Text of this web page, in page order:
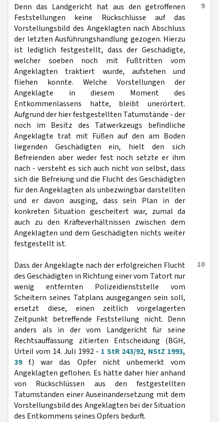
9
Denn das Landgericht hat aus den getroffenen
Feststellungen keine Rückschlüsse auf das
Vorstellungsbild des Angeklagten nach Abschluss
der letzten Ausführungshandlung gezogen. Hierzu
ist lediglich festgestellt, dass der Geschädigte,
welcher soeben noch mit Fußtritten vom
Angeklagten traktiert wurde, aufstehen und
fliehen konnte. Welche Vorstellungen der
Angeklagte in diesem Moment des
Entkommenlassens hatte, bleibt unerörtert.
Aufgrund der hier festgestellten Tatumstände - der
noch im Besitz des Tatwerkzeugs befindliche
Angeklagte trat mit Füßen auf den am Boden
liegenden Geschädigten ein, hielt den sich
Befreienden aber weder fest noch setzte er ihm
nach - versteht es sich auch nicht von selbst, dass
sich die Befreiung und die Flucht des Geschädigten
für den Angeklagten als unbezwingbar darstellten
und er davon ausging, dass sein Plan in der
konkreten Situation gescheitert war, zumal da
auch zu den Kräfteverhältnissen zwischen dem
Angeklagten und dem Geschädigten nichts weiter
festgestellt ist.
10
Dass der Angeklagte nach der erfolgreichen Flucht
des Geschädigten in Richtung einer vom Tatort nur
wenig entfernten Polizeidienststelle vom
Scheitern seines Tatplans ausgegangen sein soll,
ersetzt diese, einen zeitlich vorgelagerten
Zeitpunkt betreffende Feststellung nicht. Denn
anders als in der vom Landgericht für seine
Rechtsauffassung zitierten Entscheidung (BGH,
Urteil vom 14. Juli 1992 - 1 StR 243/92, NStZ 1993,
39f.) war das Opfer nicht unbemerkt vom
Angeklagten geflohen. Es hätte daher hier anhand
von Rückschlüssen aus den festgestellten
Tatumständen einer Auseinandersetzung mit dem
Vorstellungsbild des Angeklagten bei der Situation
des Entkommens seines Opfers bedurft.